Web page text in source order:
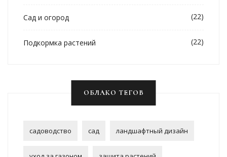
Сад и огород (22)
Подкормка растений (22)
ОБЛАКО ТЕГОВ
садоводство сад ландшафтный дизайн